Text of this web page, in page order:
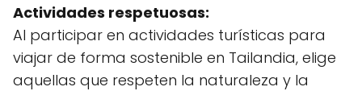
Actividades respetuosas:
Al participar en actividades turísticas para
viajar de forma sostenible en Tailandia, elige
aquellas que respeten la naturaleza y la